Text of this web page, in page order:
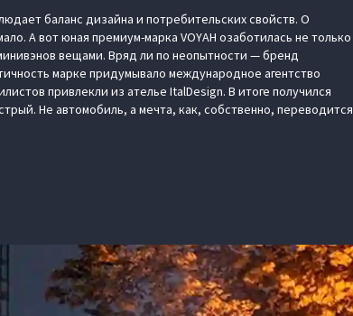
баланс дизайна и потребительских свойств. О
А вот юная премиум-марка VOYAH озаботилась не только
вещами. Вряд ли по неопытности — бренд
марке придумывало международное агентство
привлекли из ателье ItalDesign. В итоге получился
Не автомобиль, а мечта, как, собственно, переводится